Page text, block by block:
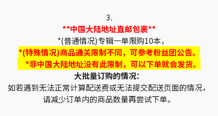
3.
**中国大陆地址直邮包裹**
*(普通情况)专辑一单限购10本，
*(特殊情况)商品通关限制不同，可参考粉丝团公告。
*非中国大陆地址没有此限制，可以下单就会发货。
大批量订购的情况：
如若遇到无法正常计算配送费或无法提交配送页面的情况，
请减少订单内的商品数量再尝试下单。